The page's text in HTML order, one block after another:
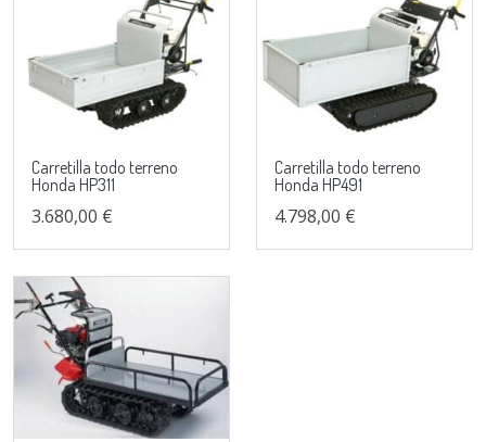
Carretilla todo terreno
Honda HP311
3.680,00 €
Carretilla todo terreno
Honda HP491
4.798,00 €